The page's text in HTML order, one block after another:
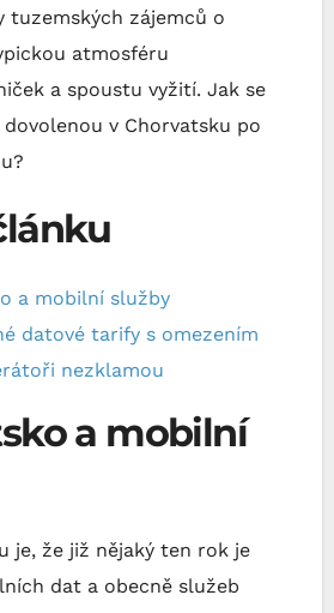
tuzemských zájemců o
atmosféru
a spoustu vyžití. Jak se
v Chorvatsku po
a mobilní služby
datové tarify s omezením
nezklamou
a mobilní
je, že již nějaký ten rok je
dat a obecně služeb